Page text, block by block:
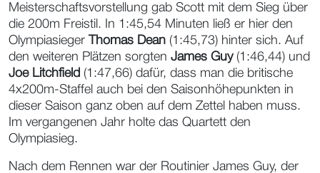
Meisterschaftsvorstellung gab Scott mit dem Sieg über
die 200m Freistil. In 1:45,54 Minuten ließ er hier den
Olympiasieger
Thomas Dean (1:45,73) hinter sich. Auf
den weiteren Plätzen sorgten James Guy(1:46,44) und
Joe Litchfield (1:47,66) dafür, dass man die britische
4x200m-Staffel auch bei den Saisonhöhepunkten in
dieser Saison ganz oben auf dem Zettel haben muss.
Im vergangenen Jahr holte das Quartett den
Olympiasieg.
Nach dem Rennen war der Routinier James Guy, der